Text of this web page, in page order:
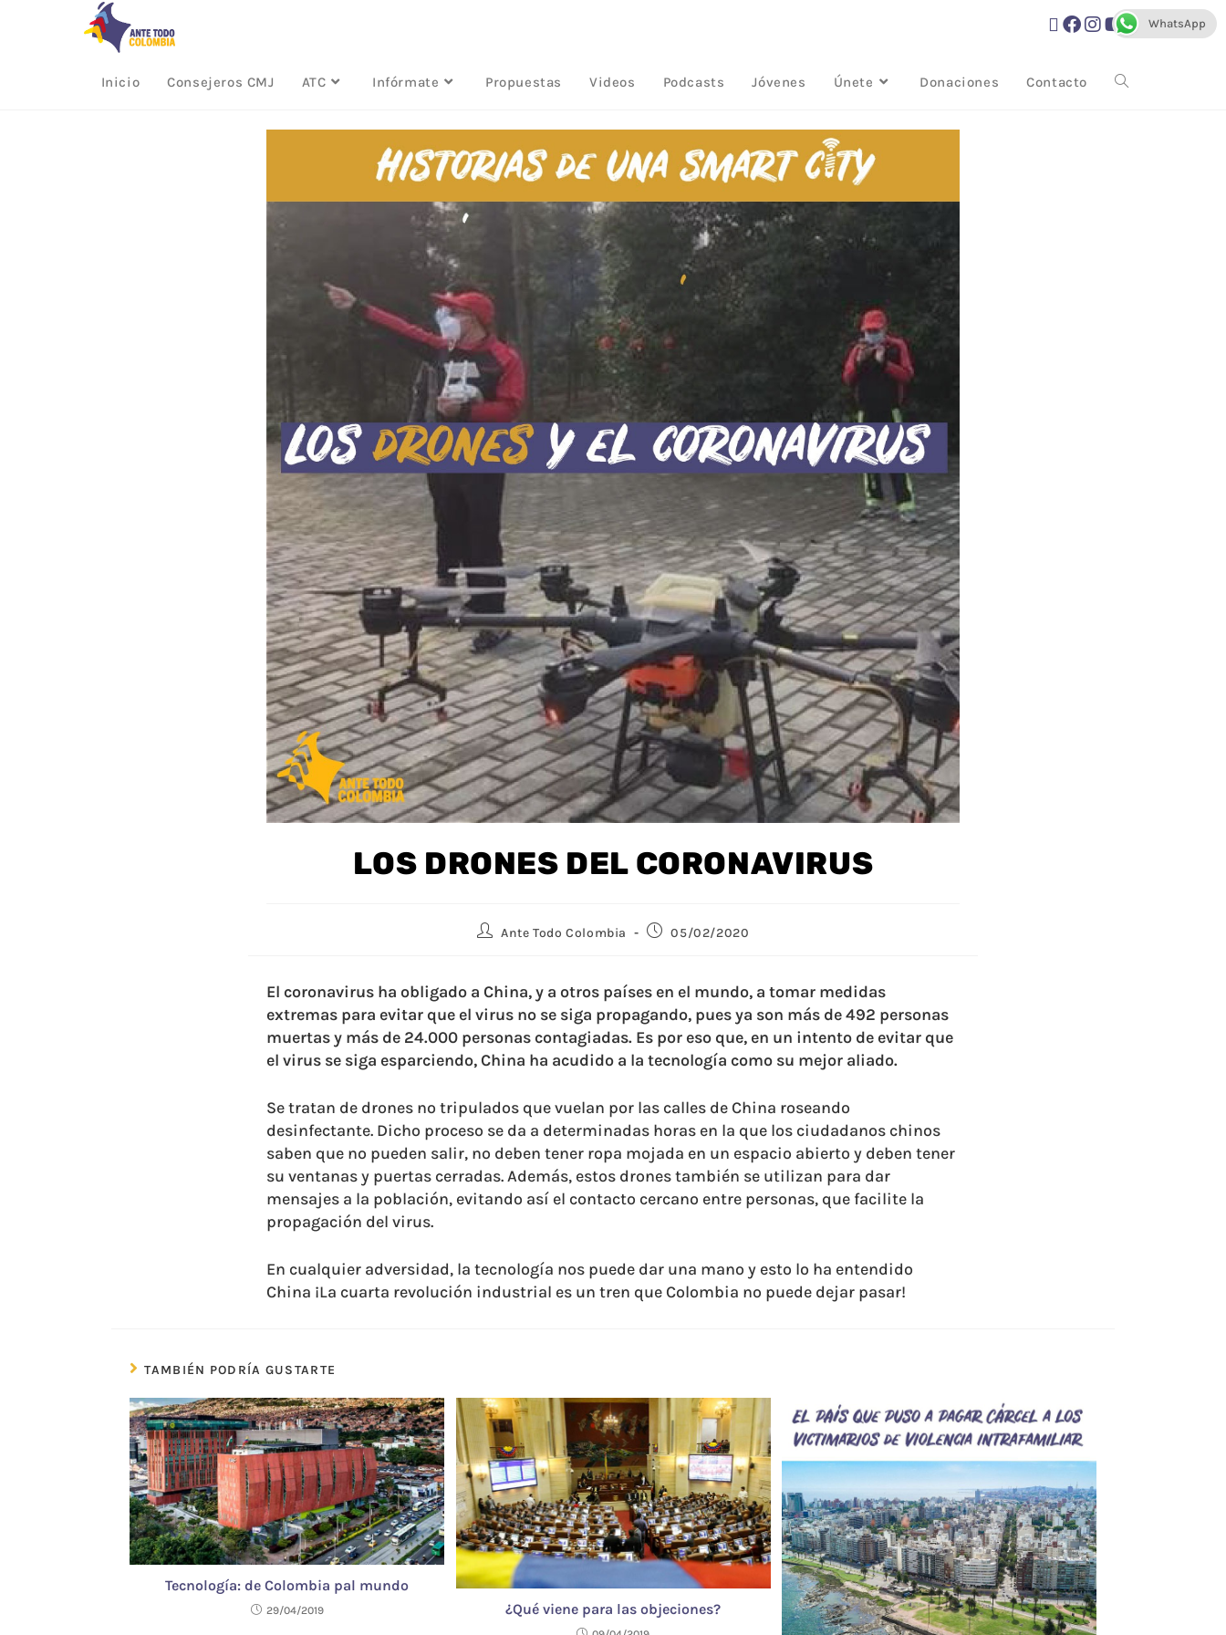
Inicio Consejeros CMJ ATC Infórmate Propuestas Videos Podcasts Jóvenes Únete Donaciones Contacto
LOS DRONES DEL CORONAVIRUS
Ante Todo Colombia 05/02/2020
El coronavirus ha obligado a China, y a otros países en el mundo, a tomar medidas
extremas para evitar que el virus no se siga propagando, pues ya son más de 492 personas
muertas y más de 24.000 personas contagiadas. Es por eso que, en un intento de evitar que
el virus se siga esparciendo, China ha acudido a la tecnología como su mejor aliado.
Se tratan de drones no tripulados que vuelan por las calles de China roseando
desinfectante. Dicho proceso se da a determinadas horas en la que los ciudadanos chinos
saben que no pueden salir, no deben tener ropa mojada en un espacio abierto y deben tener
su ventanas y puertas cerradas. Además, estos drones también se utilizan para dar
mensajes a la población, evitando así el contacto cercano entre personas, que facilite la
propagación del virus.
En cualquier adversidad, la tecnología nos puede dar una mano y esto lo ha entendido
China ¡La cuarta revolución industrial es un tren que Colombia no puede dejar pasar!
TAMBIÉN PODRÍA GUSTARTE
Tecnología: de Colombia pal mundo
29/04/2019 ¿Qué viene para las objeciones?
WhatsApp